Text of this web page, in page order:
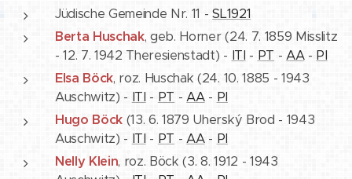
Jüdische Gemeinde Nr. 11 -SL1921
Berta Huschak, geb. Horner (24. 7. 1859 Misslitz
- 12. 7. 1942 Theresienstadt) - ITI - PT - AA- PI
Elsa Böck, roz. Huschak (24. 10. 1885 - 1943
Auschwitz) - ITI - PT -AA- PI
Hugo Böck (13. 6. 1879 Uherský Brod - 1943
Auschwitz) - ITI - PT -AA- PI
Nelly Klein, roz. Böck (3. 8. 1912 - 1943